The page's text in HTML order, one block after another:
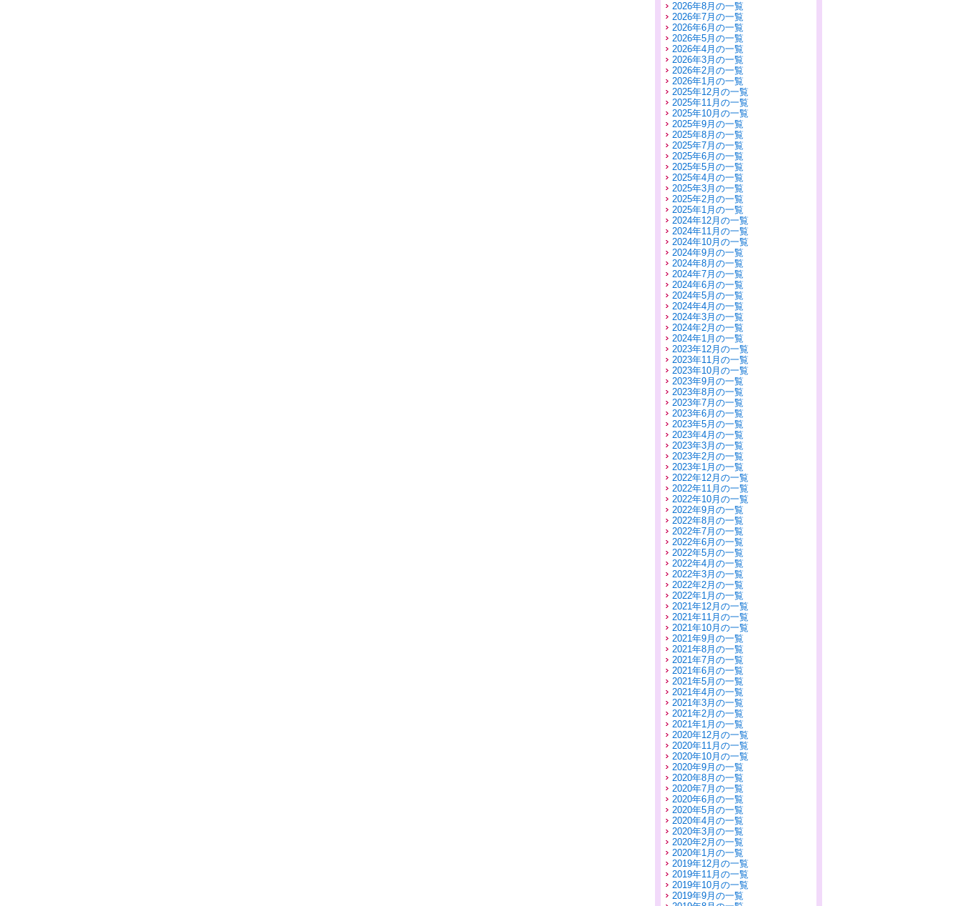
2026年8月の一覧
2026年7月の一覧
2026年6月の一覧
2026年5月の一覧
2026年4月の一覧
2026年3月の一覧
2026年2月の一覧
2026年1月の一覧
2025年12月の一覧
2025年11月の一覧
2025年10月の一覧
2025年9月の一覧
2025年8月の一覧
2025年7月の一覧
2025年6月の一覧
2025年5月の一覧
2025年4月の一覧
2025年3月の一覧
2025年2月の一覧
2025年1月の一覧
2024年12月の一覧
2024年11月の一覧
2024年10月の一覧
2024年9月の一覧
2024年8月の一覧
2024年7月の一覧
2024年6月の一覧
2024年5月の一覧
2024年4月の一覧
2024年3月の一覧
2024年2月の一覧
2024年1月の一覧
2023年12月の一覧
2023年11月の一覧
2023年10月の一覧
2023年9月の一覧
2023年8月の一覧
2023年7月の一覧
2023年6月の一覧
2023年5月の一覧
2023年4月の一覧
2023年3月の一覧
2023年2月の一覧
2023年1月の一覧
2022年12月の一覧
2022年11月の一覧
2022年10月の一覧
2022年9月の一覧
2022年8月の一覧
2022年7月の一覧
2022年6月の一覧
2022年5月の一覧
2022年4月の一覧
2022年3月の一覧
2022年2月の一覧
2022年1月の一覧
2021年12月の一覧
2021年11月の一覧
2021年10月の一覧
2021年9月の一覧
2021年8月の一覧
2021年7月の一覧
2021年6月の一覧
2021年5月の一覧
2021年4月の一覧
2021年3月の一覧
2021年2月の一覧
2021年1月の一覧
2020年12月の一覧
2020年11月の一覧
2020年10月の一覧
2020年9月の一覧
2020年8月の一覧
2020年7月の一覧
2020年6月の一覧
2020年5月の一覧
2020年4月の一覧
2020年3月の一覧
2020年2月の一覧
2020年1月の一覧
2019年12月の一覧
2019年11月の一覧
2019年10月の一覧
2019年9月の一覧